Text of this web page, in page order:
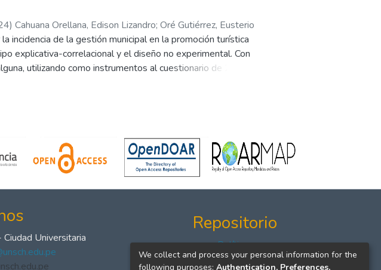
) Cahuana Orellana, Edison Lizandro; Oré Gutiérrez, Eusterio
de la gestión municipal en la promoción turística
explicativa-correlacional y el diseño no experimental. Con
utilizando como instrumentos al cuestionario de 25
de los datos se empleó el software
turística.
Universitaria
Repositorio
Políticas
Formatos
We collect and process your personal information for the
following purposes: Authentication, Preferences,